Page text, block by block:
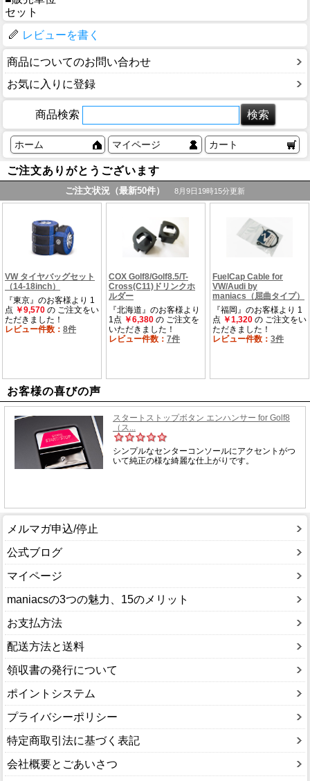
セット
レビューを書く
商品についてのお問い合わせ
お気に入りに登録
商品検索
ホーム マイページ カート
ご注文ありがとうございます
お客様の喜びの声
メルマガ申込/停止
公式ブログ
マイページ
maniacsの3つの魅力、15のメリット
お支払方法
配送方法と送料
領収書の発行について
ポイントシステム
プライバシーポリシー
特定商取引法に基づく表記
会社概要とごあいさつ